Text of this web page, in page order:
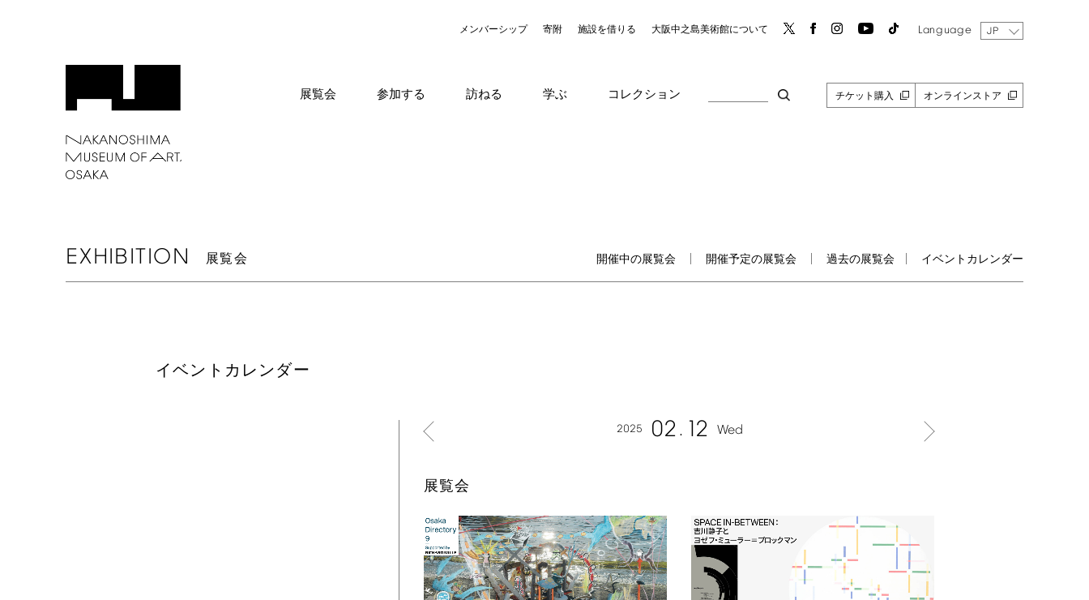
メンバーシップ 寄附 施設を借りる 大阪中之島美術館について Language JP
展覧会 参加する 訪ねる 学ぶ コレクション チケット購入 オンラインストア
EXHIBITION 展覧会 開催中の展覧会 開催予定の展覧会 過去の展覧会 イベントカレンダー
イベントカレンダー
2025 02 12 Wed
展覧会